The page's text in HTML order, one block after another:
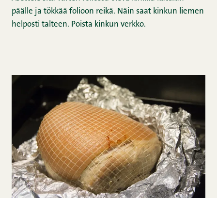
päälle ja tökkää folioon reikä. Näin saat kinkun liemen
helposti talteen. Poista kinkun verkko.